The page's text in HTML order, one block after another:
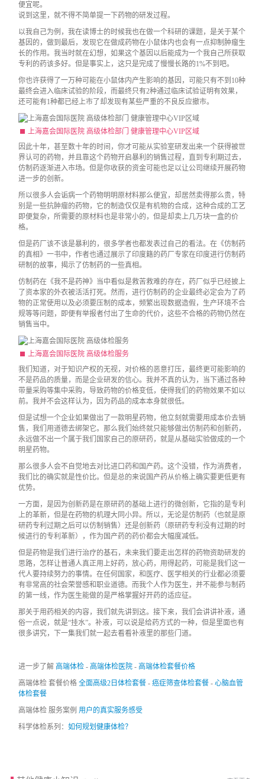
便宜呢。
说到这里，就不得不简单提一下药物的研发过程。
以我自己为例，我在读博士的时候我也在做一个科研的课题，是关于某个
基因的，做到最后，发现它在做成药物在小鼠体内也会有一点抑制肿瘤生
长的作用。我当时就在幻想，如果这个基因以后能成为一个我自己所获取
专利的药该多好。但是事实上，这只是完成了慢慢长路的1%不到吧。
你也许获得了一万种可能在小鼠体内产生影响的基因，可能只有不到10种
最终会进入临床试验的阶段，而最终只有2种通过临床试验证明有效果，
还可能有1种都已经上市了却发现有某些严重的不良反应撤市。
上海嘉会国际医院 高级体检部门 健康管理中心VIP区域
因此十年，甚至数十年的时间，你才可能从实验室研发出来一个获得被世
界认可的药物，并且靠这个药物开启暴利的销售过程，直到专利期过去，
仿制药逐渐进入市场。但是你收获的资金可能也足以让公司继续开展药物
进一步的创新。
所以很多人会诟病一个药物明明原材料那么便宜，却居然卖得那么贵，特
别是一些抗肿瘤的药物，它的制造仅仅是有机物的合成，这种合成的工艺
即便复杂，所需要的原材料也是非常小的，但是却卖上几万块一盒的价
格。
但是药厂该不该是暴利的，很多学者也都发表过自己的看法。在《仿制药
的真相》一书中，作者也通过展示了印度籍的药厂专家在印度进行仿制药
研制的故事，揭示了仿制药的一些真相。
仿制药在《我不是药神》当中看似是救苦救难的存在，药厂似乎已经披上
了资本家的外衣被活活打死。然而，进行仿制药的企业最终必定会为了药
物的正常使用以及必须要压制的成本，频繁出现数据造假，生产环境不合
规等等问题，即便有举报者付出了生命的代价，这些不合格的药物仍然在
销售当中。
上海嘉会国际医院 高级体检服务
我们知道，对于知识产权的无视，对价格的恶意打压，最终更可能影响的
不是药品的质量，而是企业研发的信心。我并不真的认为，当下通过各种
带量采购等集中采购，导致药物的价格变低，使得我们的药物效果不如以
前。我并不会这样认为，因为药品的成本本身就很低。
但是试想一个企业如果做出了一款明星药物，他立刻就需要用成本价去销
售，我们用道德去绑架它。那么我们始终就只能够做出仿制药和创新药，
永远做不出一个属于我们国家自己的原研药，就是从基础实验做成的一个
明星药物。
那么很多人会不自觉地去对比进口药和国产药。这个没错，作为消费者，
我们比的确实就是性价比。但是总的来说国产药从价格上确实要更低更有
优势。
一方面，是因为创新药是在原研药的基础上进行的微创新，它指的是专利
上的革新，但是在药物的机理大同小异。所以，无论是仿制药（也就是原
研药专利过期之后可以仿制销售）还是创新药（原研药专利没有过期的时
候进行的专利革新），作为国产药的药价都会大幅度减低。
但是药物是我们进行治疗的基石，未来我们要走出怎样的药物资助研发的
思路，怎样让普通人真正用上好药，放心药，用得起药，可能是我们这一
代人要持续努力的事情。在任何国家，和医疗、医学相关的行业都必须要
有非常高的社会荣誉感和职业道德。而我个人作为医生，并不能参与制药
的第一线，作为医生能做的是严格掌握好开药的适应征。
那关于用药相关的内容，我们就先讲到这。接下来，我们会讲讲补液，通
俗一点说，就是“挂水”。补液，可以说是给药方式的一种，但是里面也有
很多讲究，下一集我们就一起去看看补液里的那些门道。
进一步了解 高端体检 - 高端体检医院 - 高端体检套餐价格
高端体检 套餐价格 全面高级2日体检套餐 - 癌症筛查体检套餐 - 心脑血管
体检套餐
高端体检 服务案例 用户的真实服务感受
科学体检系列： 如何规划健康体检？